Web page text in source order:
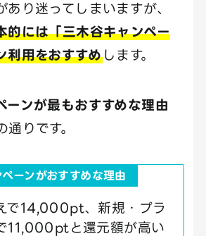
あり迷ってしまいますが、
的には「三木谷キャンペー
利用をおすすめ します。
ーンが最もおすすめな理由
りです。
ーンがおすすめな理由
で14,000pt、新規・プラ
11,000ptと還元額が高い